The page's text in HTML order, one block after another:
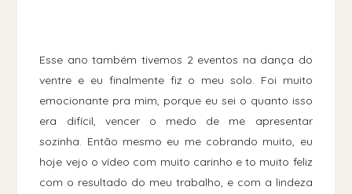
Esse ano também tivemos 2 eventos na dança do
ventre e eu finalmente fiz o meu solo. Foi muito
emocionante pra mim, porque eu sei o quanto isso
era difícil, vencer o medo de me apresentar
sozinha. Então mesmo eu me cobrando muito, eu
hoje vejo o vídeo com muito carinho e to muito feliz
com o resultado do meu trabalho, e com a lindeza